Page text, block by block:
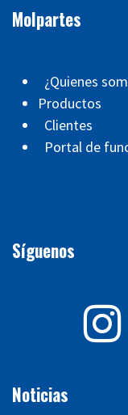
Molpartes
¿Quienes
Productos
Clientes
Portal de
Síguenos
Noticias